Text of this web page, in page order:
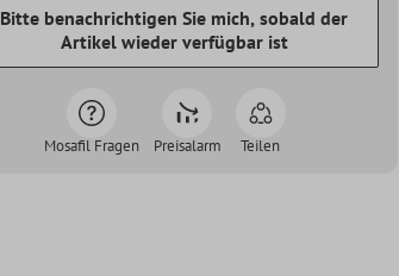
Bitte benachrichtigen Sie mich, sobald der
Artikel wieder verfügbar ist
Mosafil Fragen Preisalarm Teilen